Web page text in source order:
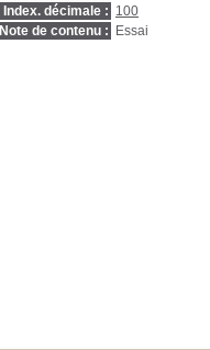
Index. décimale : 100
Note de contenu :
Essai